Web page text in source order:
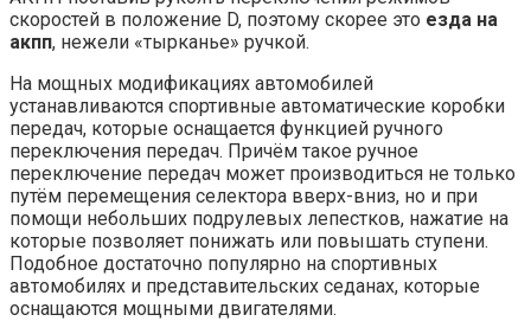
скоростей в положение D, поэтому скорее это езда на
акпп, нежели «тырканье» ручкой.
На мощных модификациях автомобилей
устанавливаются спортивные автоматические коробки
передач, которые оснащается функцией ручного
переключения передач. Причём такое ручное
переключение передач может производиться не только
путём перемещения селектора вверх-вниз, но и при
помощи небольших подрулевых лепестков, нажатие на
которые позволяет понижать или повышать ступени.
Подобное достаточно популярно на спортивных
автомобилях и представительских седанах, которые
оснащаются мощными двигателями.